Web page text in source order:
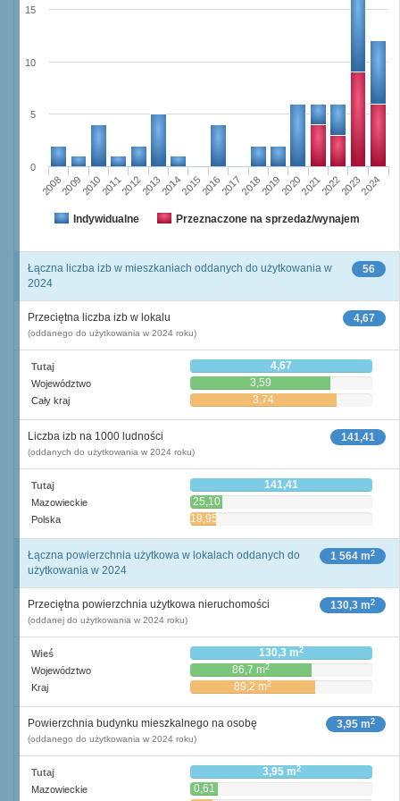
Indywidualne Przeznaczone na sprzedaż/wynajem
20082009201020112012201320142015201620172018201920202021202220232024
0
5
10
15
56
Łączna liczba izb w mieszkaniach oddanych do użytkowania w
2024
4,67
Przeciętna liczba izb w lokalu
(oddanego do użytkowania w 2024 roku)
Tutaj 4,67
Województwo 3,59
Cały kraj 3,74
141,41
Liczba izb na 1000 ludności
(oddanych do użytkowania w 2024 roku)
Tutaj 141,41
Mazowieckie 25,10
Polska 19,95
1 564 m2
Łączna powierzchnia użytkowa w lokalach oddanych do
użytkowania w 2024
130,3 m2
Przeciętna powierzchnia użytkowa nieruchomości
(oddanej do użytkowania w 2024 roku)
Wieś 130,3 m2
Województwo 86,7 m2
Kraj 89,2 m2
3,95 m2
Powierzchnia budynku mieszkalnego na osobę
(oddanego do użytkowania w 2024 roku)
Tutaj 3,95 m2
Mazowieckie
0,61
2